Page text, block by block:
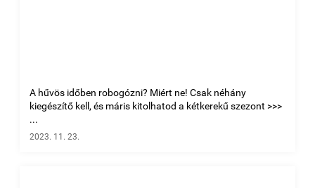
A hűvös időben robogózni? Miért ne! Csak néhány
kiegészítő kell, és máris kitolhatod a kétkerekű szezont >>>
...
2023. 11. 23.